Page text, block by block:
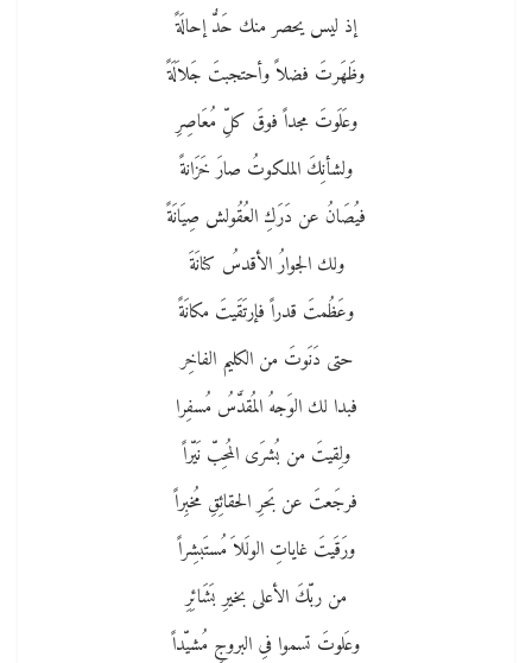
إذ ليس يحصر منك حَدُّ إحالَةً
وظَهَرتَ فضلاً وأحتجبتَ جَلاَلَةً
وعَلَوتَ مجداً فوقَ كلِّ مُعَاصِرِ
ولشأنِكَ الملكوتُ صارَ خَزَانةً
فيُصَانُ عن دَرَكِ العُقُولش صِيَانَةً
ولك الجوارُ الأقدسُ كنانَةَ
وعَظُمتَ قدراً فإرتَقَيتَ مكانَةً
حتى دَنَوتَ من الكليم الفاخِر
فبدا لك الوَجهُ المُقدَّسُ مُسفِرا
ولِقيتَ من بُشرَى المُحِبّ نَيّراً
فرجَعتَ عن بَحرِ الحقائِقِ مُخبِراً
ورَقَيتَ غاياتِ الولَلاَ مُستَبشِراً
من ربّكَ الأعلى بخيرِ بَشَائِرِ
وعَلوتَ تسموا فىِ البروجِ مُشيّداً